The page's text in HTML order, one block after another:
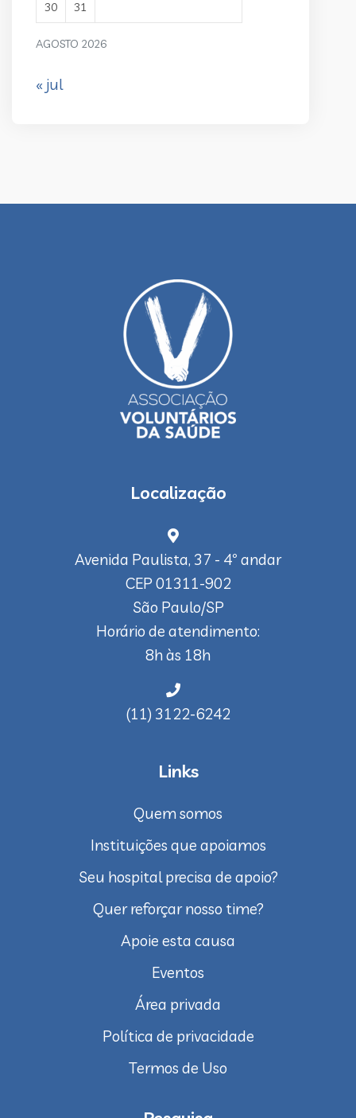
AGOSTO 2026
30 31
« jul
Localização
Avenida Paulista, 37 - 4º andar
CEP 01311-902
São Paulo/SP
Horário de atendimento:
8h às 18h
(11) 3122-6242
Links
Quem somos
Instituições que apoiamos
Seu hospital precisa de apoio?
Quer reforçar nosso time?
Apoie esta causa
Eventos
Área privada
Política de privacidade
Termos de Uso